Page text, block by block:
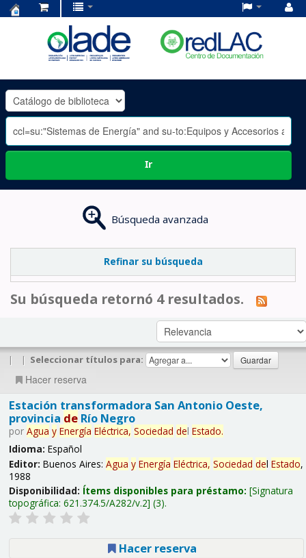
OLADE
-
Ir
Búsqueda avanzada
Refinar su búsqueda
Su búsqueda retornó 4 resultados.
| | Seleccionar títulos para:
Hacer reserva
Estación transformadora San Antonio Oeste,
provincia deRío Negro
por Agua y Energía Eléctrica, Sociedad del Estado.
Idioma: Español
Editor: Buenos Aires: Agua y Energía Eléctrica, Sociedad del Estado,
1988
Disponibilidad: Ítems disponibles para préstamo: Signatura
topográfica: 621.374.5/A282/v.2 (3).
Hacer reserva